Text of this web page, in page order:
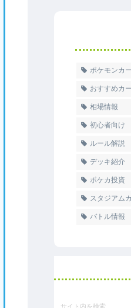
ポケモンカ
おすすめカ
相場情報
初心者向け
ルール解説
デッキ紹介
ポケカ投資
スタジアム
バトル情報